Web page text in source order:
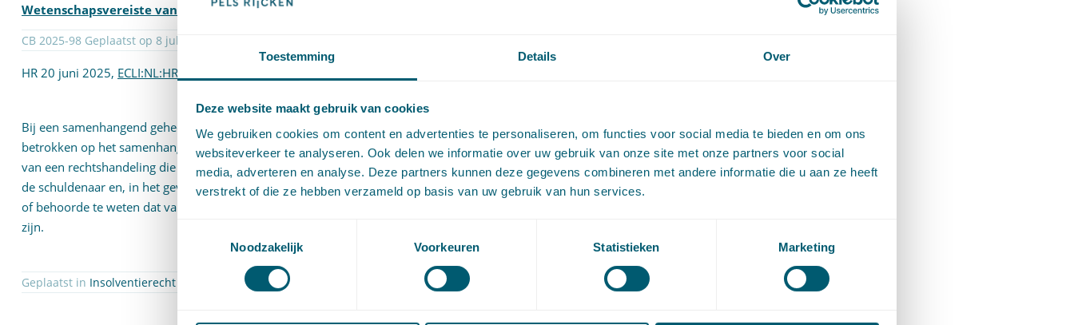
Toestemming Details Over
Deze website maakt gebruik van cookies
We gebruiken cookies om content en advertenties te personaliseren, om functies voor social media te bieden en om ons
websiteverkeer te analyseren. Ook delen we informatie over uw gebruik van onze site met onze partners voor social
media, adverteren en analyse. Deze partners kunnen deze gegevens combineren met andere informatie die u aan ze heeft
verstrekt of die ze hebben verzameld op basis van uw gebruik van hun services.
Noodzakelijk
Voorkeuren Statistieken Marketing
Wetenschapsvereiste van de faillissementspauliana bij de vernietiging van een samenstel van rechtshandelingen
HR 20 juni 2025, ECLI:NL:HR:2025:975
Bij een samenhangend geheel van rechtshandelingen moet de beoordeling van de wetenschap van benadeling worden
betrokken op het samenhangende geheel van rechtshandelingen. Daarbij gaat het erom dat op enig moment bij het verrichten
van een rechtshandeling die behoort tot het samenhangende geheel van rechtshandelingen, is voldaan aan de voorwaarde dat
de schuldenaar en, in het geval vanart. 42 lid 2 Fw , degene met of jegens wie de schuldenaar de rechtshandeling verrichtte, wist
of behoorde te weten dat van dat samenhangende geheel van rechtshandelingen benadeling van schuldeisers het gevolg zou
zijn.
Geplaatst in Insolventierecht | Getagged , faillissementspauliana Fw art. 42 lid 2 wetenschap van benadeling